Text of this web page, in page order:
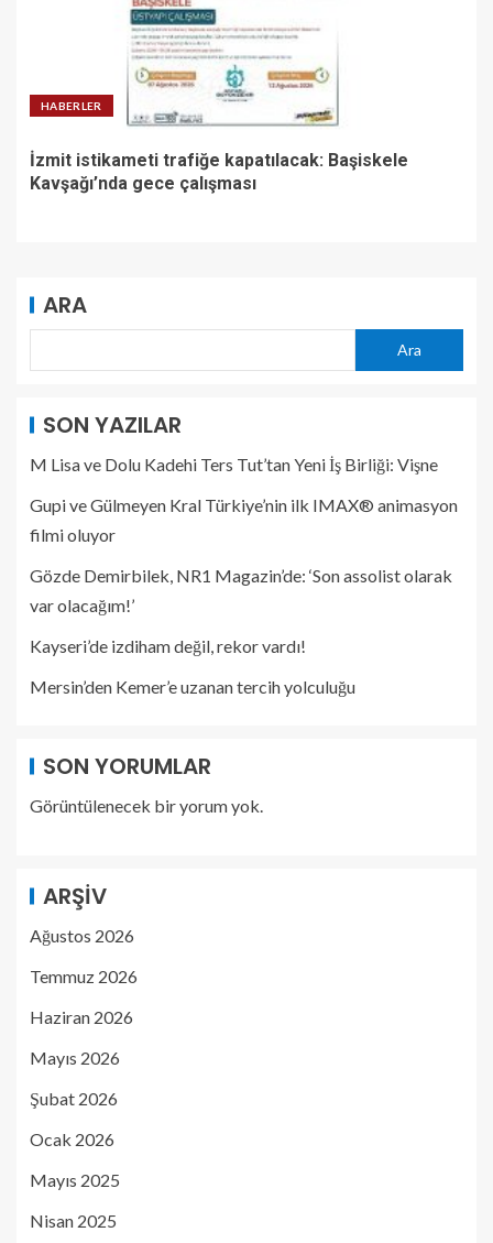
HABERLER
İzmit istikameti trafiğe kapatılacak: Başiskele
Kavşağı’nda gece çalışması
ARA
Ara
SON YAZILAR
M Lisa ve Dolu Kadehi Ters Tut’tan Yeni İş Birliği: Vişne
Gupi ve Gülmeyen Kral Türkiye’nin ilk IMAX® animasyon
filmi oluyor
Gözde Demirbilek, NR1 Magazin’de: ‘Son assolist olarak
var olacağım!’
Kayseri’de izdiham değil, rekor vardı!
Mersin’den Kemer’e uzanan tercih yolculuğu
SON YORUMLAR
Görüntülenecek bir yorum yok.
ARŞIV
Ağustos 2026
Temmuz 2026
Haziran 2026
Mayıs 2026
Şubat 2026
Ocak 2026
Mayıs 2025
Nisan 2025